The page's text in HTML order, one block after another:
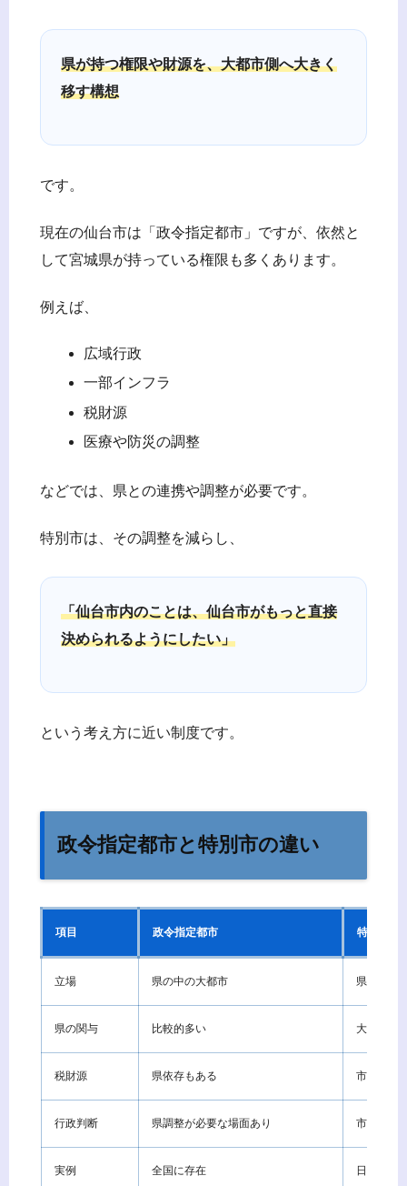
県が持つ権限や財源を、大都市側へ大きく
移す構想
です。
現在の仙台市は「政令指定都市」ですが、依然と
して宮城県が持っている権限も多くあります。
例えば、
広域行政
一部インフラ
税財源
医療や防災の調整
などでは、県との連携や調整が必要です。
特別市は、その調整を減らし、
「仙台市内のことは、仙台市がもっと直接
決められるようにしたい」
という考え方に近い制度です。
政令指定都市と特別市の違い
項目 政令指定都市 特別市
立場 県の中の大都市 県に近い
県の関与 比較的多い 大幅に減
税財源 県依存もある 市へ移行
行政判断 県調整が必要な場面あり 市主体に
実例 全国に存在 日本では